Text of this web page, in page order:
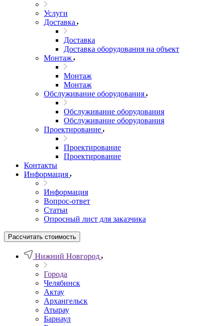
Услуги
Доставка
Доставка
Доставка оборудования на объект
Монтаж
Монтаж
Монтаж
Обслуживание оборудования
Обслуживание оборудования
Обслуживание оборудования
Проектирование
Проектирование
Проектирование
Контакты
Информация
Информация
Вопрос-ответ
Статьи
Опросный лист для заказчика
Рассчитать стоимость
Нижний Новгород
Города
Челябинск
Актау
Архангельск
Атырау
Барнаул